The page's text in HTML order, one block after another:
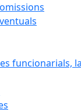
funcionarials,